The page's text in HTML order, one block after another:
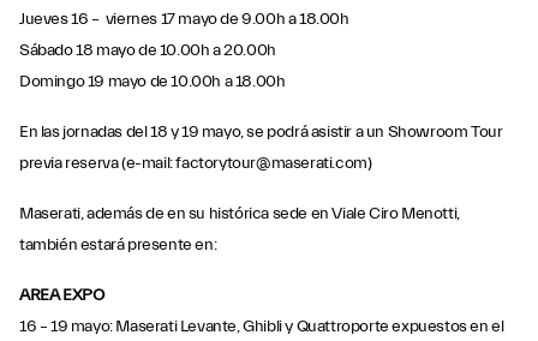
Jueves 16 – viernes 17 mayo de 9.00h a 18.00h
Sábado 18 mayo de 10.00h a 20.00h
Domingo 19 mayo de 10.00h a 18.00h
En las jornadas del 18 y 19 mayo, se podrá asistir a un Showroom Tour
previa reserva (e-mail: factorytour@maserati.com)
Maserati, además de en su histórica sede en Viale Ciro Menotti,
también estará presente en:
AREA EXPO
16 – 19 mayo: Maserati Levante, Ghibli y Quattroporte expuestos en el